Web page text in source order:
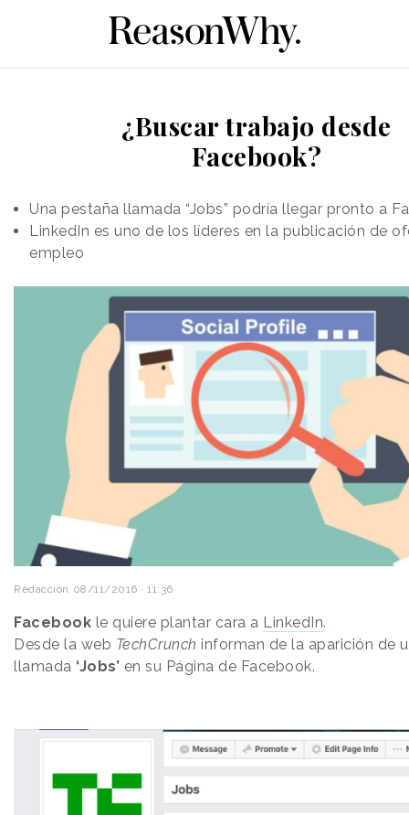
¿Buscar trabajo desde
Facebook?
Una pestaña llamada “Jobs” podría llegar pronto a
LinkedIn es uno de los líderes en la publicación de
empleo
Redacción 08/11/2016 · 11:36
Facebook le quiere plantar cara a LinkedIn.
Desde la web TechCrunch informan de la aparición de
llamada ‘Jobs’ en su Página de Facebook.